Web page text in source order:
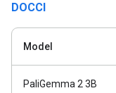
DOCCI
Model
PaliGemma 2 3B